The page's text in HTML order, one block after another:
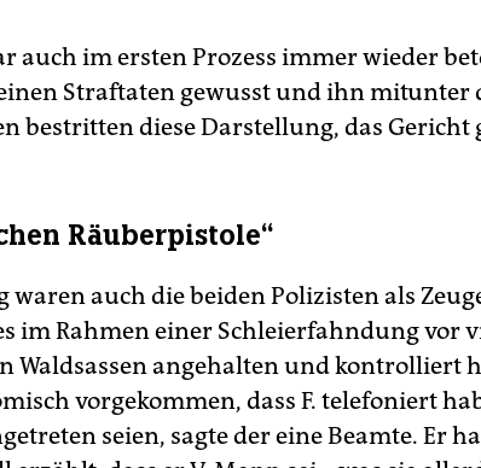
auch im ersten Prozess immer wieder
Straftaten gewusst und ihn mitunter
bestritten diese Darstellung, das Gericht
Räuberpistole“
waren auch die beiden Polizisten als
im Rahmen einer Schleierfahndung vor
Waldsassen angehalten und kontrolliert
vorgekommen, dass F. telefoniert
seien, sagte der eine Beamte. Er